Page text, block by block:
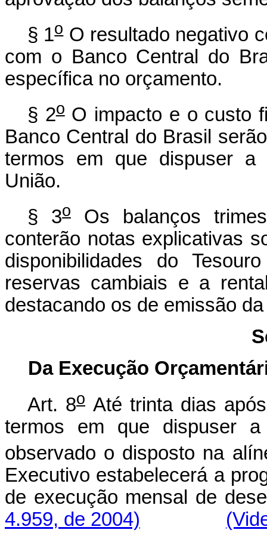
§ 1oO resultado negativo
com o Banco Central do
específica no orçamento.
§ 2oO impacto e o custo
Banco Central do Brasil
termos em que dispuser a
União.
§ 3o
Os balanços
conterão notas explicativas
disponibilidades do
reservas cambiais e a
destacando os de emissão
Da Execução
Art. 8o Até trinta dias
termos em que dispuser
observado o disposto na
Executivo estabelecerá a
de execução mensal
4.959, de 2004)